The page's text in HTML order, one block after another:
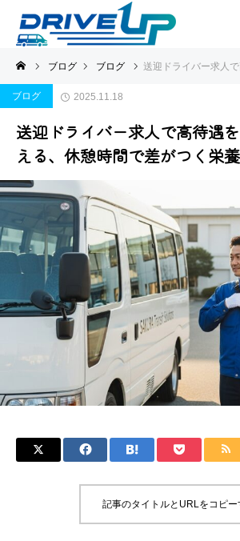
ブログ ブログ 送迎ドライバー求人で高待遇を実現!プロ
ブログ 2025.11.18
送迎ドライバー求人で高待遇
える、休憩時間で差がつく栄
記事のタイトルとURLをコピー